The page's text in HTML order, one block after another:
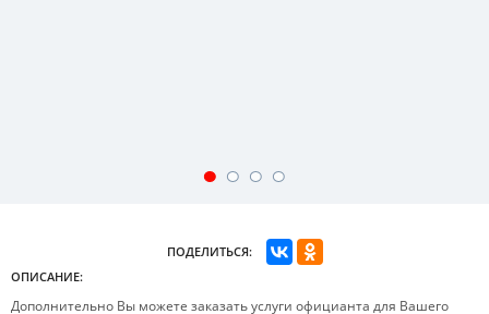
ПОДЕЛИТЬСЯ:
ОПИСАНИЕ:
Дополнительно Вы можете заказать услуги официанта для Вашего